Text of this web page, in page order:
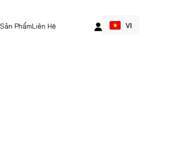
Sản PhẩmLiên Hệ VI